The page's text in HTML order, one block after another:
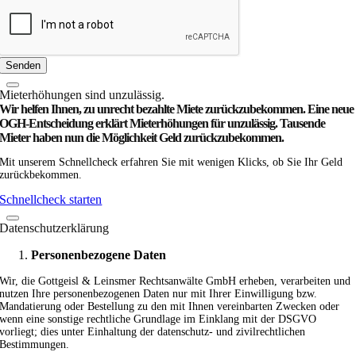
Mail
Senden
Miet­­erhöhungen sind unzulässig.
Wir helfen Ihnen, zu unrecht bezahlte Miete zurück­zubekommen. Eine neue
OGH-Entscheidung erklärt Mieterhöhungen für unzulässig. Tausende
Mieter haben nun die Möglichkeit Geld zurückzubekommen.
Mit unserem Schnellcheck erfahren Sie mit wenigen Klicks, ob Sie Ihr Geld
zurückbekommen.
Schnellcheck starten
Datenschutzerklärung
Personenbezogene Daten
Wir, die Gottgeisl & Leinsmer Rechtsanwälte GmbH erheben, verarbeiten und
nutzen Ihre personenbezogenen Daten nur mit Ihrer Einwilligung bzw.
Mandatierung oder Bestellung zu den mit Ihnen vereinbarten Zwecken oder
wenn eine sonstige rechtliche Grundlage im Einklang mit der DSGVO
vorliegt; dies unter Einhaltung der datenschutz- und zivilrechtlichen
Bestimmungen.